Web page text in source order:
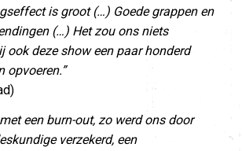
is groot (…) Goede grappen en
(…) Het zou ons niets
ook deze show een paar honderd
opvoeren.”
een burn-out, zo werd ons door
verzekerd, een